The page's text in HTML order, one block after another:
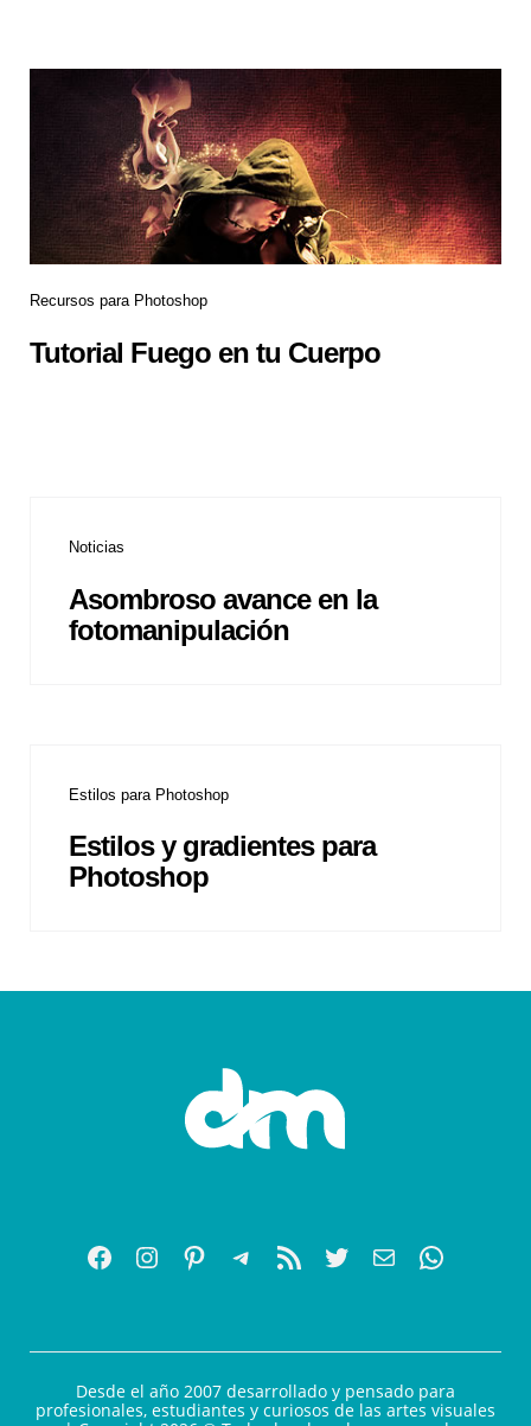
Recursos para Photoshop
Tutorial Fuego en tu Cuerpo
Noticias
Asombroso avance en la
fotomanipulación
Estilos para Photoshop
Estilos y gradientes para
Photoshop
Desde el año 2007 desarrollado y pensado para
profesionales, estudiantes y curiosos de las artes visuales